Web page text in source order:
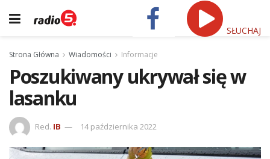
SŁUCHAJ
Strona Główna Wiadomości Informacje
Poszukiwany ukrywał się w
lasanku
Red. IB 14 października 2022